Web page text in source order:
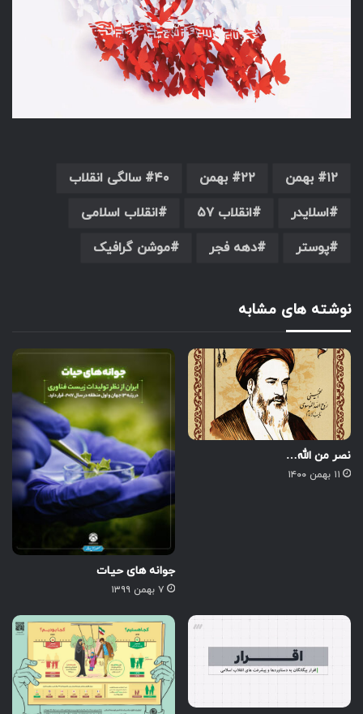
۱۲ بهمن ۲۲ بهمن
۴۰ سالگی انقلاب
اسلایدر
انقلاب ۵۷
انقلاب اسلامی
پوستر
دهه فجر موشن گرافیک
نوشته های مشابه
نصر من الله…
۱۱ بهمن ۱۴۰۰
جوانه های حیات
۷ بهمن ۱۳۹۹